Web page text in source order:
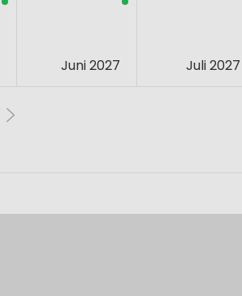
Juni 2027 Juli 2027